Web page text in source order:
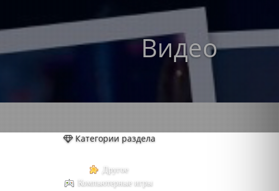
Видео
Категории раздела
Другое
Компьютерные игры